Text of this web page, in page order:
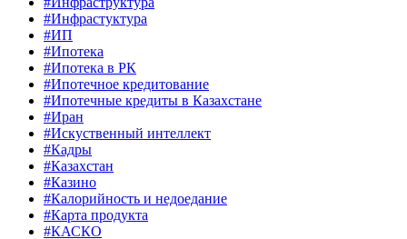
#Инфрастуктура
#ИП
#Ипотека
#Ипотека в РК
#Ипотечное кредитование
#Ипотечные кредиты в Казахстане
#Иран
#Искуственный интеллект
#Кадры
#Казахстан
#Казино
#Калорийность и недоедание
#Карта продукта
#КАСКО